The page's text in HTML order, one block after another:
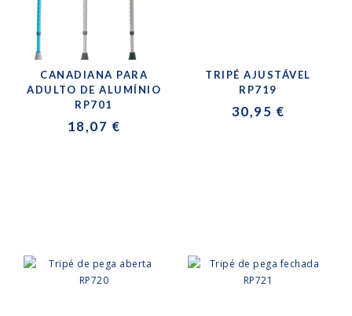
CANADIANA PARA
ADULTO DE ALUMÍNIO
RP701
18,07 €
TRIPÉ AJUSTÁVEL
RP719
30,95 €